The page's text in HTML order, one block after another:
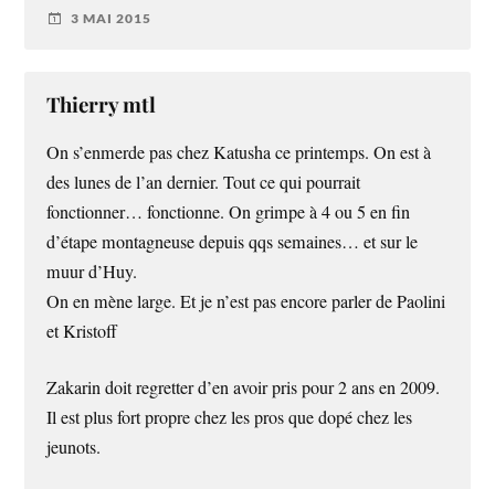
3 MAI 2015
Thierry mtl
On s’enmerde pas chez Katusha ce printemps. On est à
des lunes de l’an dernier. Tout ce qui pourrait
fonctionner… fonctionne. On grimpe à 4 ou 5 en fin
d’étape montagneuse depuis qqs semaines… et sur le
muur d’Huy.
On en mène large. Et je n’est pas encore parler de Paolini
et Kristoff
Zakarin doit regretter d’en avoir pris pour 2 ans en 2009.
Il est plus fort propre chez les pros que dopé chez les
jeunots.